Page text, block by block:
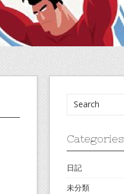
Categories
日記
未分類